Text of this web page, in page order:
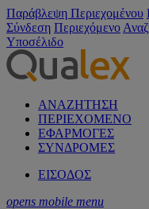
Παράβλεψη Περιεχομένου
Σύνδεση Περιεχόμενο
Υποσέλιδο
ΑΝΑΖΗΤΗΣΗ
ΠΕΡΙΕΧΟΜΕΝΟ
ΕΦΑΡΜΟΓΕΣ
ΣΥΝΔΡΟΜΕΣ
ΕΙΣΟΔΟΣ
opens mobile menu